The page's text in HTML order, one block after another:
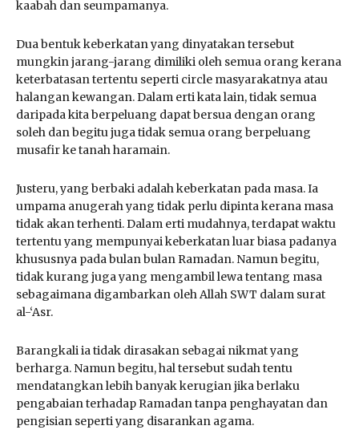
kaabah dan seumpamanya.
Dua bentuk keberkatan yang dinyatakan tersebut
mungkin jarang-jarang dimiliki oleh semua orang kerana
keterbatasan tertentu seperti circle masyarakatnya atau
halangan kewangan. Dalam erti kata lain, tidak semua
daripada kita berpeluang dapat bersua dengan orang
soleh dan begitu juga tidak semua orang berpeluang
musafir ke tanah haramain.
Justeru, yang berbaki adalah keberkatan pada masa. Ia
umpama anugerah yang tidak perlu dipinta kerana masa
tidak akan terhenti. Dalam erti mudahnya, terdapat waktu
tertentu yang mempunyai keberkatan luar biasa padanya
khususnya pada bulan bulan Ramadan. Namun begitu,
tidak kurang juga yang mengambil lewa tentang masa
sebagaimana digambarkan oleh Allah SWT dalam surat
al-‘Asr.
Barangkali ia tidak dirasakan sebagai nikmat yang
berharga. Namun begitu, hal tersebut sudah tentu
mendatangkan lebih banyak kerugian jika berlaku
pengabaian terhadap Ramadan tanpa penghayatan dan
pengisian seperti yang disarankan agama.